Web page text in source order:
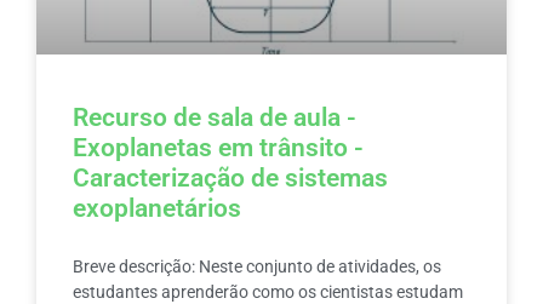
Recurso de sala de aula -
Exoplanetas em trânsito -
Caracterização de sistemas
exoplanetários
Breve descrição: Neste conjunto de atividades, os
estudantes aprenderão como os cientistas estudam